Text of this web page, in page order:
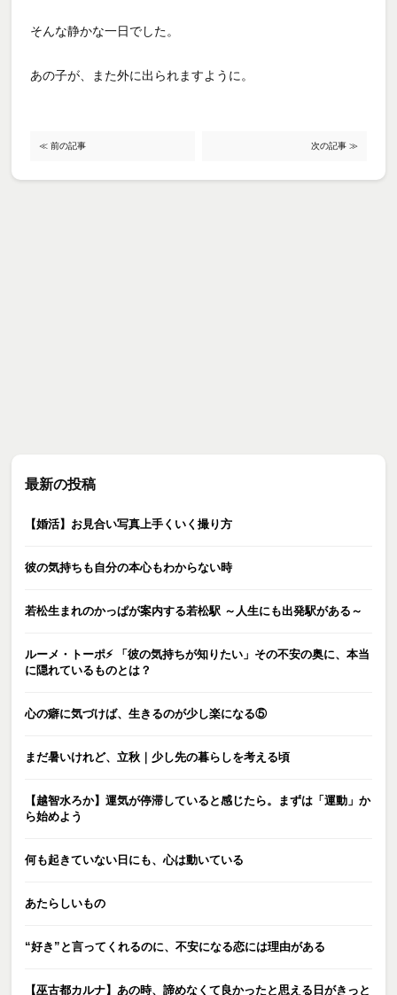
そんな静かな一日でした。
あの子が、また外に出られますように。
≪ 前の記事 次の記事 ≫
最新の投稿
【婚活】お見合い写真上手くいく撮り方
彼の気持ちも自分の本心もわからない時
若松生まれのかっぱが案内する若松駅 ～人生にも出発駅がある～
ルーメ・トーポ⚡️ 「彼の気持ちが知りたい」その不安の奥に、本当
に隠れているものとは？
心の癖に気づけば、生きるのが少し楽になる⑤
まだ暑いけれど、立秋｜少し先の暮らしを考える頃
【越智水ろか】運気が停滞していると感じたら。まずは「運動」か
ら始めよう
何も起きていない日にも、心は動いている
あたらしいもの
“好き”と言ってくれるのに、不安になる恋には理由がある
【巫古都カルナ】あの時、諦めなくて良かったと思える日がきっと